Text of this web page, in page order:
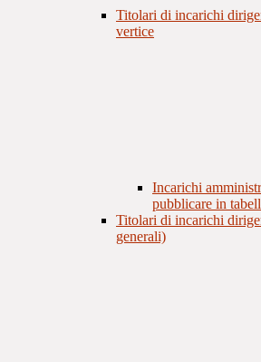
Titolari di incarichi
vertice
Incarichi
pubblicare in
Titolari di incarichi
generali)